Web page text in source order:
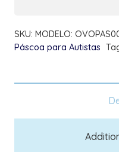
quantity
SKU: MODELO:
Páscoa para Autistas